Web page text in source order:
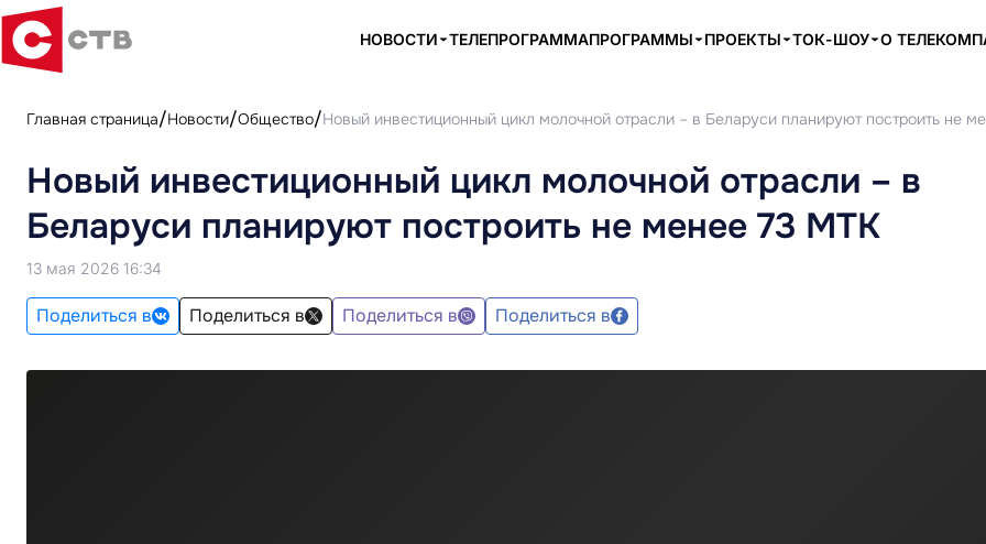
НОВОСТИ ТЕЛЕПРОГРАММАПРОГРАММЫ ПРОЕКТЫ ТОК-ШОУ О
Главная страница Новости Общество Новый инвестиционный цикл молочной отрасли – в Беларуси планируют построить не
Новый инвестиционный цикл молочной отрасли – в
Беларуси планируют построить не менее 73 МТК
13 мая 2026 16:34
Поделиться в Поделиться в Поделиться в Поделиться в